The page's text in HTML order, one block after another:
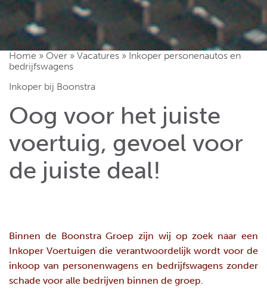
Home » Over » Vacatures » Inkoper personenautos en
bedrijfswagens
Inkoper bij Boonstra
Oog voor het juiste
voertuig, gevoel voor
de juiste deal!
Binnen de Boonstra Groep zijn wij op zoek naar een
Inkoper Voertuigen die verantwoordelijk wordt voor de
inkoop van personenwagens en bedrijfswagens zonder
schade voor alle bedrijven binnen de groep.